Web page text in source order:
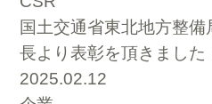
国土交通省東北地方整
長より表彰を頂きました
2025.02.12